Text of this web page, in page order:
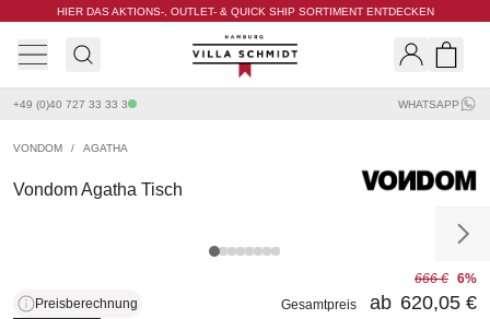
HIER DAS AKTIONS-, OUTLET- & QUICK SHIP SORTIMENT ENTDECKEN
Villa Schmidt
+49 (0)40 727 33 33 3 WHATSAPP
VONDOM / AGATHA
Vondom Agatha Tisch
Preisberechnung
666 € 6%
Gesamtpreis
ab 620,05 €